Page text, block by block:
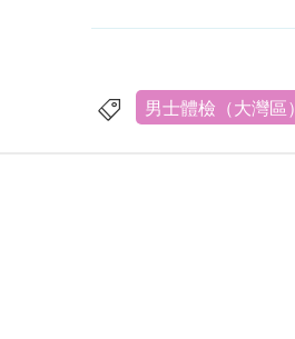
男士體檢（大灣區）